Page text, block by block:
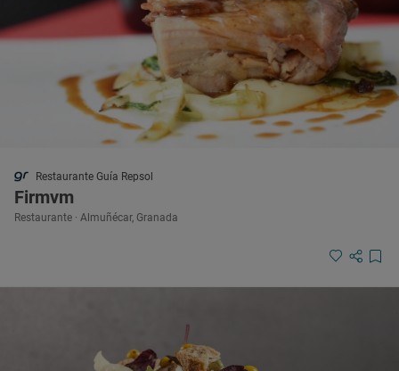
Restaurante Guía Repsol
Firmvm
Restaurante · Almuñécar, Granada